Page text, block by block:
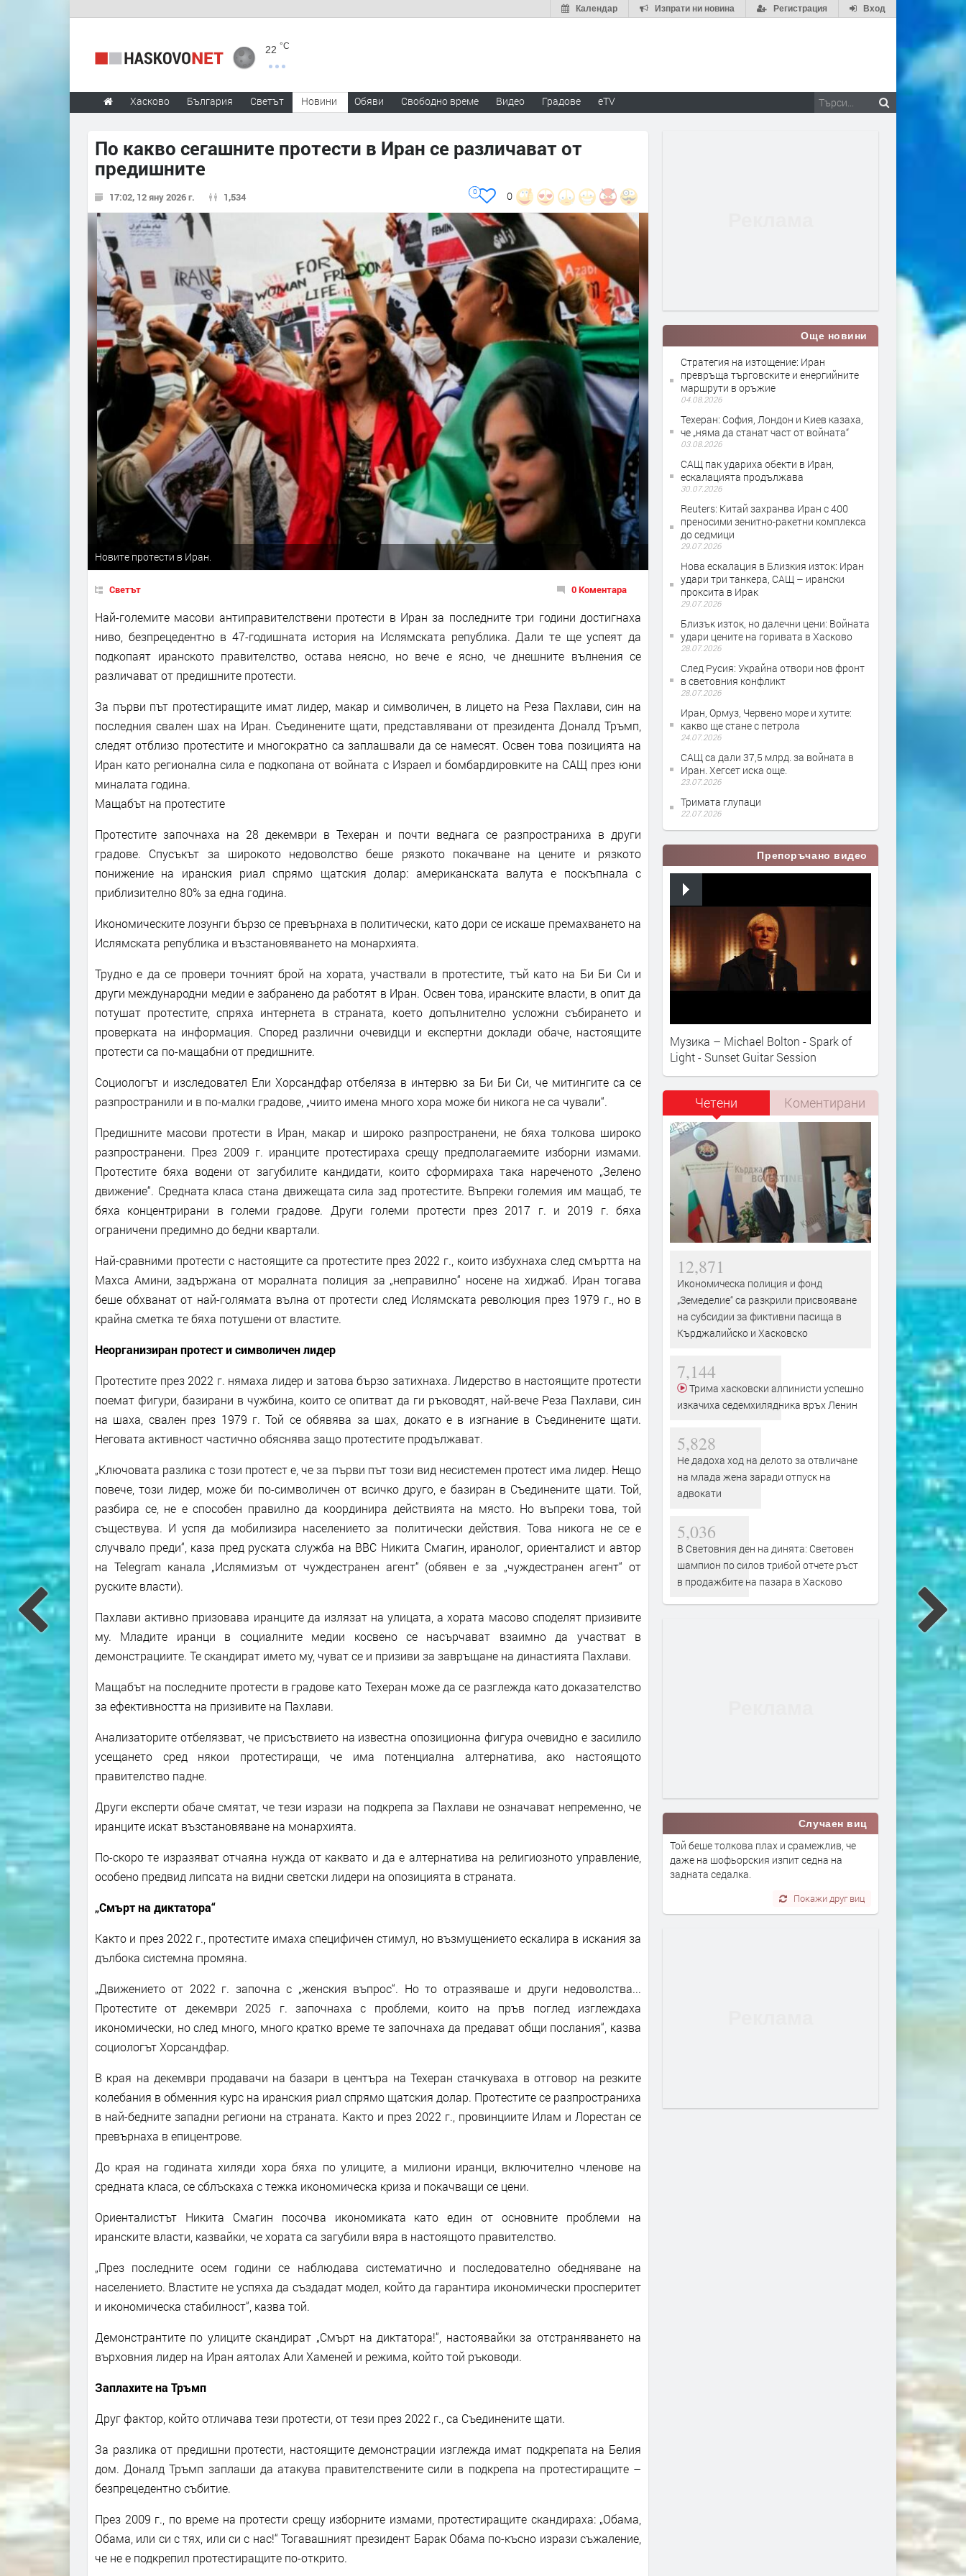
Вход
Регистрация
Изпрати ни новина
Календар
22 °C
Хасково България Светът Новини Обяви Свободно време Видео Градове eTV
По какво сегашните протести в Иран се различават от
предишните
17:02, 12 яну 2026 г. 1,534 0
0
Новите протести в Иран.
Светът 0 Коментара
Най-големите масови антиправителствени протести в Иран за последните три години достигнаха
ниво, безпрецедентно в 47-годишната история на Ислямската република. Дали те ще успеят да
подкопаят иранското правителство, остава неясно, но вече е ясно, че днешните вълнения се
различават от предишните протести.
За първи път протестиращите имат лидер, макар и символичен, в лицето на Реза Пахлави, син на
последния свален шах на Иран. Съединените щати, представлявани от президента Доналд Тръмп,
следят отблизо протестите и многократно са заплашвали да се намесят. Освен това позицията на
Иран като регионална сила е подкопана от войната с Израел и бомбардировките на САЩ през юни
миналата година.
Мащабът на протестите
Протестите започнаха на 28 декември в Техеран и почти веднага се разпространиха в други
градове. Спусъкът за широкото недоволство беше рязкото покачване на цените и рязкото
понижение на иранския риал спрямо щатския долар: американската валута е поскъпнала с
приблизително 80% за една година.
Икономическите лозунги бързо се превърнаха в политически, като дори се искаше премахването на
Ислямската република и възстановяването на монархията.
Трудно е да се провери точният брой на хората, участвали в протестите, тъй като на Би Би Си и
други международни медии е забранено да работят в Иран. Освен това, иранските власти, в опит да
потушат протестите, спряха интернета в страната, което допълнително усложни събирането и
проверката на информация. Според различни очевидци и експертни доклади обаче, настоящите
протести са по-мащабни от предишните.
Социологът и изследовател Ели Хорсандфар отбеляза в интервю за Би Би Си, че митингите са се
разпространили и в по-малки градове, „чиито имена много хора може би никога не са чували“.
Предишните масови протести в Иран, макар и широко разпространени, не бяха толкова широко
разпространени. През 2009 г. иранците протестираха срещу предполагаемите изборни измами.
Протестите бяха водени от загубилите кандидати, които сформираха така нареченото „Зелено
движение“. Средната класа стана движещата сила зад протестите. Въпреки големия им мащаб, те
бяха концентрирани в големи градове. Други големи протести през 2017 г. и 2019 г. бяха
ограничени предимно до бедни квартали.
Най-сравними протести с настоящите са протестите през 2022 г., които избухнаха след смъртта на
Махса Амини, задържана от моралната полиция за „неправилно“ носене на хиджаб. Иран тогава
беше обхванат от най-голямата вълна от протести след Ислямската революция през 1979 г., но в
крайна сметка те бяха потушени от властите.
Неорганизиран протест и символичен лидер
Протестите през 2022 г. нямаха лидер и затова бързо затихнаха. Лидерство в настоящите протести
поемат фигури, базирани в чужбина, които се опитват да ги ръководят, най-вече Реза Пахлави, син
на шаха, свален през 1979 г. Той се обявява за шах, докато е в изгнание в Съединените щати.
Неговата активност частично обяснява защо протестите продължават.
„Ключовата разлика с този протест е, че за първи път този вид несистемен протест има лидер. Нещо
повече, този лидер, може би по-символичен от всичко друго, е базиран в Съединените щати. Той,
разбира се, не е способен правилно да координира действията на място. Но въпреки това, той
съществува. И успя да мобилизира населението за политически действия. Това никога не се е
случвало преди“, каза пред руската служба на BBC Никита Смагин, иранолог, ориенталист и автор
на Telegram канала „Ислямизъм от чуждестранен агент“ (обявен е за „чуждестранен агент“ от
руските власти).
Пахлави активно призовава иранците да излязат на улицата, а хората масово споделят призивите
му. Младите иранци в социалните медии косвено се насърчават взаимно да участват в
демонстрациите. Те скандират името му, чуват се и призиви за завръщане на династията Пахлави.
Мащабът на последните протести в градове като Техеран може да се разглежда като доказателство
за ефективността на призивите на Пахлави.
Анализаторите отбелязват, че присъствието на известна опозиционна фигура очевидно е засилило
усещането сред някои протестиращи, че има потенциална алтернатива, ако настоящото
правителство падне.
Други експерти обаче смятат, че тези изрази на подкрепа за Пахлави не означават непременно, че
иранците искат възстановяване на монархията.
По-скоро те изразяват отчаяна нужда от каквато и да е алтернатива на религиозното управление,
особено предвид липсата на видни светски лидери на опозицията в страната.
„Смърт на диктатора“
Както и през 2022 г., протестите имаха специфичен стимул, но възмущението ескалира в искания за
дълбока системна промяна.
„Движението от 2022 г. започна с „женския въпрос“. Но то отразяваше и други недоволства...
Протестите от декември 2025 г. започнаха с проблеми, които на пръв поглед изглеждаха
икономически, но след много, много кратко време те започнаха да предават общи послания“, казва
социологът Хорсандфар.
В края на декември продавачи на базари в центъра на Техеран стачкуваха в отговор на резките
колебания в обменния курс на иранския риал спрямо щатския долар. Протестите се разпространиха
в най-бедните западни региони на страната. Както и през 2022 г., провинциите Илам и Лорестан се
превърнаха в епицентрове.
До края на годината хиляди хора бяха по улиците, а милиони иранци, включително членове на
средната класа, се сблъскаха с тежка икономическа криза и покачващи се цени.
Ориенталистът Никита Смагин посочва икономиката като един от основните проблеми на
иранските власти, казвайки, че хората са загубили вяра в настоящото правителство.
„През последните осем години се наблюдава систематично и последователно обедняване на
населението. Властите не успяха да създадат модел, който да гарантира икономически просперитет
и икономическа стабилност“, казва той.
Демонстрантите по улиците скандират „Смърт на диктатора!“, настоявайки за отстраняването на
върховния лидер на Иран аятолах Али Хаменей и режима, който той ръководи.
Заплахите на Тръмп
Друг фактор, който отличава тези протести, от тези през 2022 г., са Съединените щати.
За разлика от предишни протести, настоящите демонстрации изглежда имат подкрепата на Белия
дом. Доналд Тръмп заплаши да атакува правителствените сили в подкрепа на протестиращите –
безпрецедентно събитие.
През 2009 г., по време на протести срещу изборните измами, протестиращите скандираха: „Обама,
Обама, или си с тях, или си с нас!“ Тогавашният президент Барак Обама по-късно изрази съжаление,
че не е подкрепил протестиращите по-открито.
Още новини
Стратегия на изтощение: Иран
превръща търговските и енергийните
маршрути в оръжие
04.08.2026
Teхеран: София, Лондон и Киев казаха,
че „няма да станат част от войната“
03.08.2026
САЩ пак удариха обекти в Иран,
ескалацията продължава
30.07.2026
Reuters: Китай захранва Иран с 400
преносими зенитно-ракетни комплекса
до седмици
29.07.2026
Нова ескалация в Близкия изток: Иран
удари три танкера, САЩ – ирански
проксита в Ирак
29.07.2026
Близък изток, но далечни цени: Войната
удари цените на горивата в Хасково
28.07.2026
След Русия: Украйна отвори нов фронт
в световния конфликт
28.07.2026
Иран, Ормуз, Червено море и хутите:
какво ще стане с петрола
24.07.2026
САЩ са дали 37,5 млрд. за войната в
Иран. Хегсет иска още.
23.07.2026
Тримата глупаци
22.07.2026
Препоръчано видео
Музика – Michael Bolton - Spark of
Light - Sunset Guitar Session
Четени Коментирани
12,871
Икономическа полиция и фонд
„Земеделие“ са разкрили присвояване
на субсидии за фиктивни пасища в
Кърджалийско и Хасковско
7,144
Трима хасковски алпинисти успешно
изкачиха седемхилядника връх Ленин
5,828
Не дадоха ход на делото за отвличане
на млада жена заради отпуск на
адвокати
5,036
В Световния ден на динята: Световен
шампион по силов трибой отчете ръст
в продажбите на пазара в Хасково
Случаен виц
Той беше толкова плах и срамежлив, че
даже на шофьорския изпит седна на
задната седалка.
Покажи друг виц